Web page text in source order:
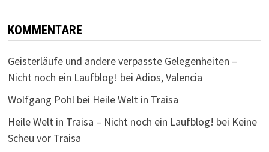
KOMMENTARE
Geisterläufe und andere verpasste Gelegenheiten –
Nicht noch ein Laufblog! bei Adios, Valencia
Wolfgang Pohl bei Heile Welt in Traisa
Heile Welt in Traisa – Nicht noch ein Laufblog! bei Keine
Scheu vor Traisa